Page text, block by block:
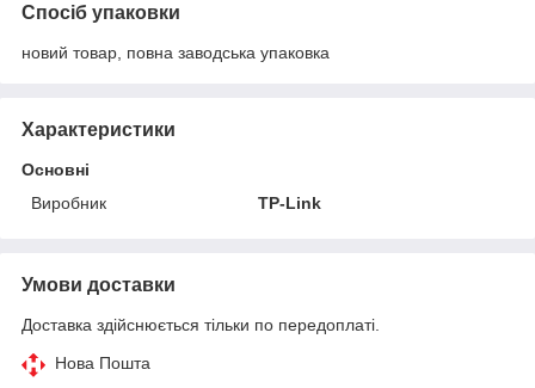
Спосіб упаковки
новий товар, повна заводська упаковка
Характеристики
Основні
Виробник
TP-Link
Умови доставки
Доставка здійснюється тільки по передоплаті.
Нова Пошта